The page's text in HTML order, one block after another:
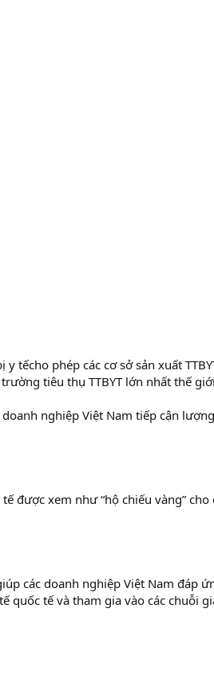
tếcho phép các cơ sở sản xuất
tiêu thụ TTBYT lớn nhất thế
nghiệp Việt Nam tiếp cận
được xem như “hộ chiếu vàng” cho
các doanh nghiệp Việt Nam đáp
quốc tế và tham gia vào các chuỗi